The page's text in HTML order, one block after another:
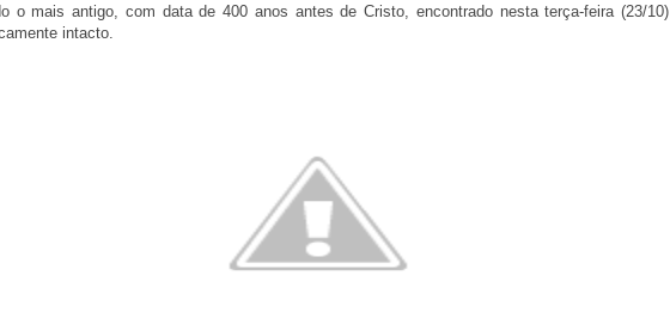
o mais antigo, com data de 400 anos antes de Cristo, encontrado nesta terça-feira (23/10)
intacto.